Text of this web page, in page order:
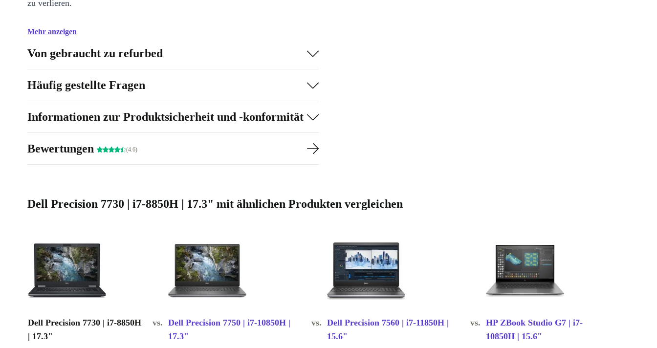
zu verlieren.
Mehr anzeigen
Von gebraucht zu refurbed
Häufig gestellte Fragen
Informationen zur Produktsicherheit und -konformität
Bewertungen (4.6)
Dell Precision 7730 | i7-8850H | 17.3" mit ähnlichen Produkten vergleichen
Dell Precision 7730 | i7-8850H
| 17.3"
vs. Dell Precision 7750 | i7-10850H |
17.3"
vs. Dell Precision 7560 | i7-11850H |
15.6"
vs. HP ZBook Studio G7 | i7-
10850H | 15.6"